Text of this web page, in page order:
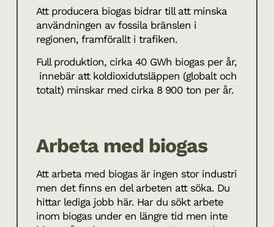
Att producera biogas bidrar till att minska
användningen av fossila bränslen i
regionen, framförallt i trafiken.
Full produktion, cirka 40 GWh biogas per år,
innebär att koldioxidutsläppen (globalt och
totalt) minskar med cirka 8 900 ton per år.
Arbeta med biogas
Att arbeta med biogas är ingen stor industri
men det finns en del arbeten att söka. Du
hittar lediga jobb här. Har du sökt arbete
inom biogas under en längre tid men inte